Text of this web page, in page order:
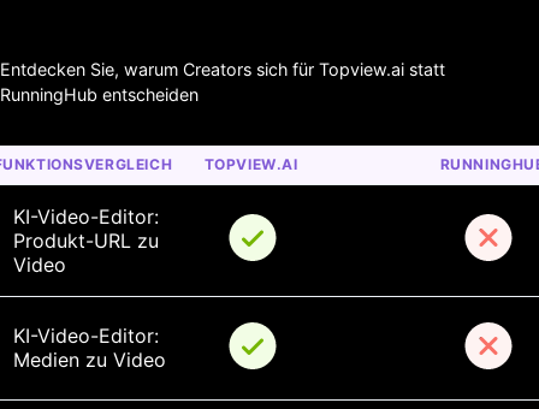
Entdecken Sie, warum Creators sich für Topview.ai statt
RunningHub entscheiden
TOPVIEW.AI
KI-Video-Editor:
Produkt-URL zu
Video
KI-Video-Editor:
Medien zu Video